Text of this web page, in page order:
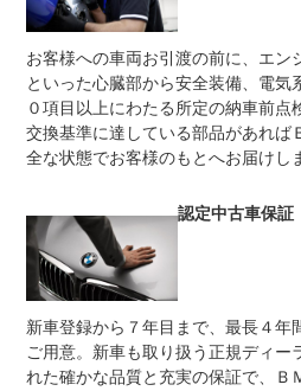
免責金 無し
保証修理
受付先
全国のＢＭＷディーラーで
法定整備
整備付 法定12ヶ月または
※車検なし・車検整備付の
※商用車は6ヶ月または12
について
２４ヶ月点検
お客様への車両お引渡の前に、エン
といった心臓部から安全装備、電気
０項目以上にわたる所定の納車前点
交換基準に達している部品があれば
全な状態でお客様のもとへお届けし
認定中古車保証
新車登録から７年目まで、最長４年
ご用意。新車も取り扱う正規ディー
れた確かな品質と充実の保証で、Ｂ